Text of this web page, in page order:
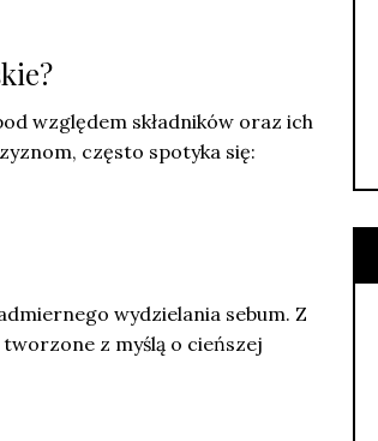
względem składników oraz ich
często spotyka się:
wydzielania sebum. Z
z myślą o cieńszej